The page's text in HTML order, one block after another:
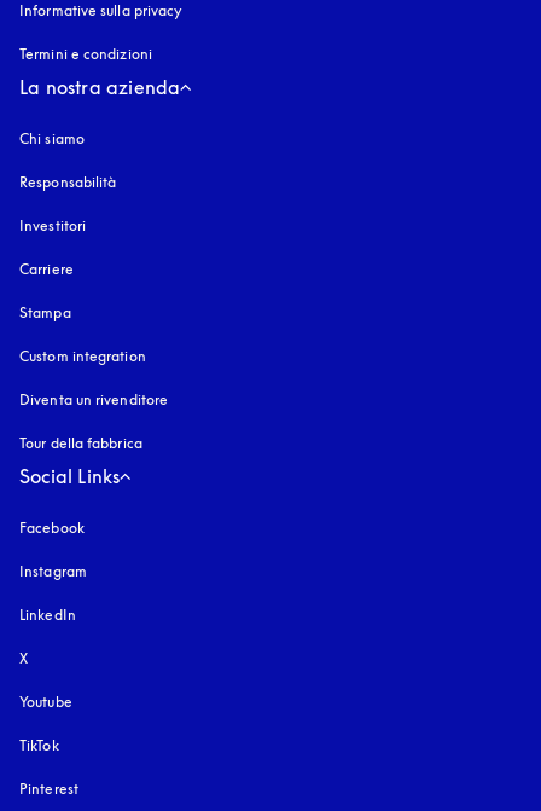
Informative sulla privacy
Termini e condizioni
La nostra azienda
Chi siamo
Responsabilità
Investitori
Carriere
Stampa
Custom integration
Diventa un rivenditore
Tour della fabbrica
Social Links
Facebook
Instagram
LinkedIn
X
Youtube
TikTok
Pinterest